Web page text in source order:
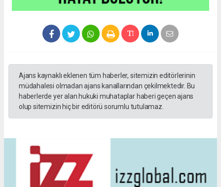
Ajans kaynaklı eklenen tüm haberler, sitemizin editörlerinin
müdahalesi olmadan ajans kanallarından çekilmektedir. Bu
haberlerde yer alan hukuki muhataplar haberi geçen ajans
olup sitemizin hiç bir editörü sorumlu tutulamaz.